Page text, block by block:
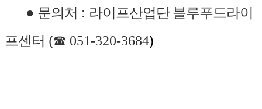
● 문의처 : 라이프산업단 블루푸드라이
프센터 (☎ 051-320-3684)